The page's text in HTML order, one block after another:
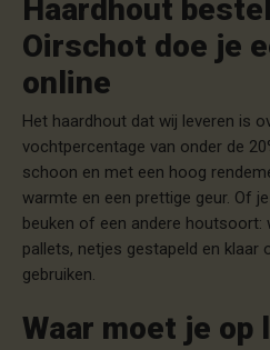
Haardhout
Oirschot doe je
online
Het haardhout dat wij leveren is
vochtpercentage van onder de
schoon en met een hoog
warmte en een prettige geur. Of
beuken of een andere houtsoort:
pallets, netjes gestapeld en
gebruiken.
Waar moet je